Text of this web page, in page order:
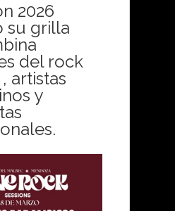
2026
su grilla
del rock
artistas
y